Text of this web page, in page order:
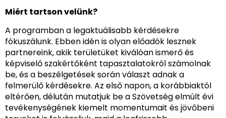
Miért tartson velünk?
A programban a legaktuálisabb kérdésekre
fókuszálunk. Ebben idén is olyan előadók lesznek
partnereink, akik területüket kiválóan ismerő és
képviselő szakértőként tapasztalatokról számolnak
be, és a beszélgetések során választ adnak a
felmerülő kérdésekre. Az első napon, a korábbiaktól
eltérően, délután mutatjuk be a Szövetség elmúlt évi
tevékenységének kiemelt momentumait és jövőbeni